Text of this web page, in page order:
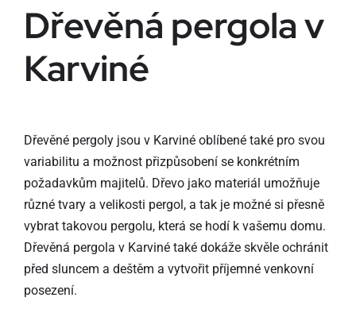
Dřevěná pergola v
Karviné
Dřevěné pergoly jsou v Karviné oblíbené také pro svou
variabilitu a možnost přizpůsobení se konkrétním
požadavkům majitelů. Dřevo jako materiál umožňuje
různé tvary a velikosti pergol, a tak je možné si přesně
vybrat takovou pergolu, která se hodí k vašemu domu.
Dřevěná pergola v Karviné také dokáže skvěle ochránit
před sluncem a deštěm a vytvořit příjemné venkovní
posezení.